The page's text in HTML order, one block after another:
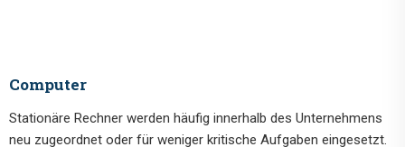
Computer
Stationäre Rechner werden häufig innerhalb des Unternehmens
neu zugeordnet oder für weniger kritische Aufgaben eingesetzt.